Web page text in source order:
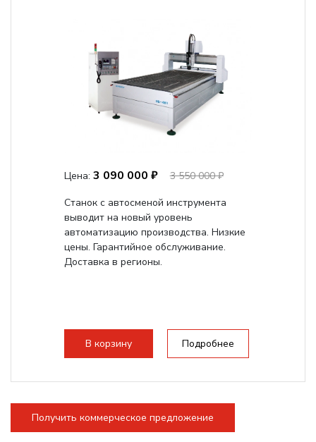
Цена: 3 090 000 ₽
3 550 000 ₽
Станок с автосменой инструмента
выводит на новый уровень
автоматизацию производства. Низкие
цены. Гарантийное обслуживание.
Доставка в регионы.
В корзину Подробнее
Получить коммерческое предложение